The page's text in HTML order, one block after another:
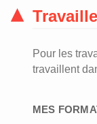
Pour les
travaillent
MES